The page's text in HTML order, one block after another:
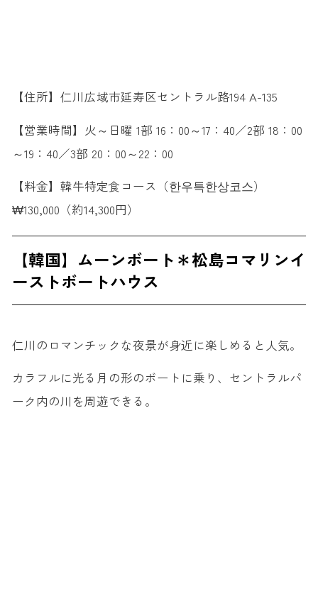
【住所】仁川広域市延寿区セントラル路194 A-135
【営業時間】火～日曜 1部 16：00～17：40／2部 18：00
～19：40／3部 20：00～22：00
【料金】韓牛特定食コース（한우특한상코스）
₩130,000（約14,300円）
【韓国】ムーンボート＊松島コマリンイ
ーストボートハウス
仁川のロマンチックな夜景が身近に楽しめると人気。
カラフルに光る月の形のボートに乗り、セントラルパ
ーク内の川を周遊できる。